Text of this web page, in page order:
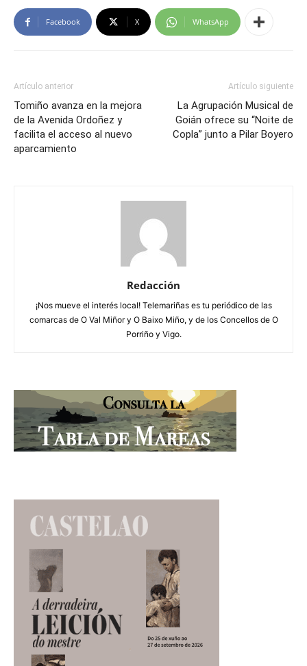
Facebook X WhatsApp
Artículo anterior
Tomiño avanza en la mejora
de la Avenida Ordoñez y
facilita el acceso al nuevo
aparcamiento
Artículo siguiente
La Agrupación Musical de
Goián ofrece su “Noite de
Copla” junto a Pilar Boyero
Redacción
¡Nos mueve el interés local! Telemariñas es tu periódico de las
comarcas de O Val Miñor y O Baixo Miño, y de los Concellos de O
Porriño y Vigo.